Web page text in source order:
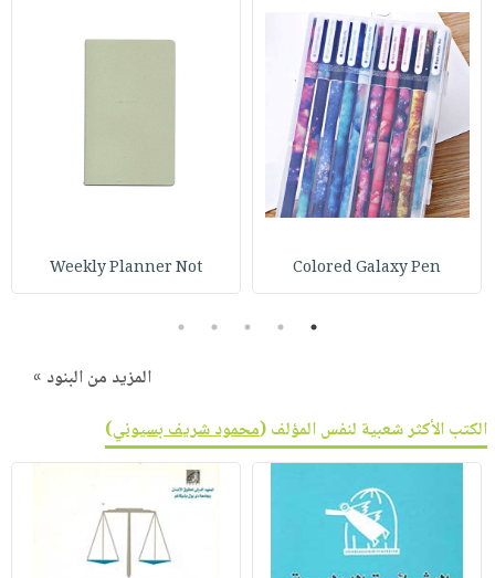
Colored Galaxy Pen
Weekly Planner Not
1
2
3
4
5
المزيد من البنود »
الكتب الأكثر شعبية لنفس المؤلف (محمود شريف بسيوني)